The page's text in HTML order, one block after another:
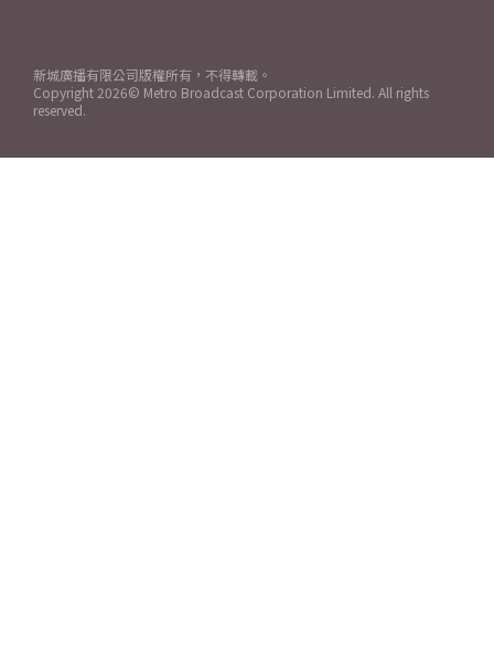
新城廣播有限公司版權所有，不得轉載。
Copyright 2026© Metro Broadcast Corporation Limited. All rights
reserved.